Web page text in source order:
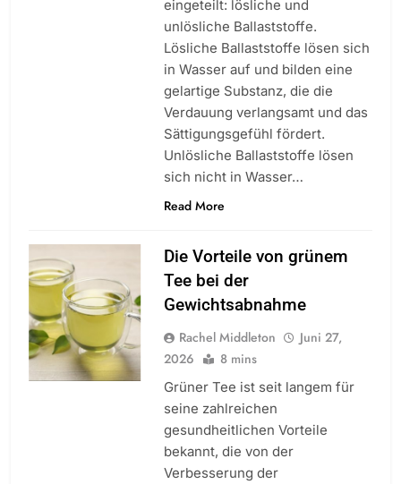
eingeteilt: lösliche und
unlösliche Ballaststoffe.
Lösliche Ballaststoffe lösen sich
in Wasser auf und bilden eine
gelartige Substanz, die die
Verdauung verlangsamt und das
Sättigungsgefühl fördert.
Unlösliche Ballaststoffe lösen
sich nicht in Wasser…
Read More
Die Vorteile von grünem
Tee bei der
Gewichtsabnahme
Rachel Middleton
Juni 27,
2026
8 mins
Grüner Tee ist seit langem für
seine zahlreichen
gesundheitlichen Vorteile
bekannt, die von der
Verbesserung der